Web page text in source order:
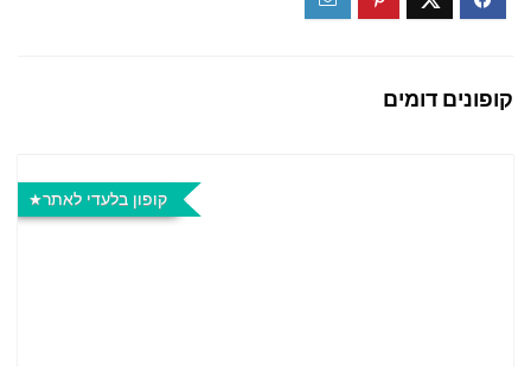
קופונים דומים
קופון בלעדי לאתר